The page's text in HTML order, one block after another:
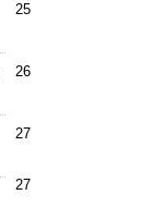
25
26
27
27